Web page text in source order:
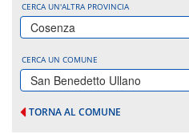
CERCA UN'ALTRA PROVINCIA
Cosenza
CERCA UN COMUNE
San Benedetto Ullano
TORNA AL COMUNE